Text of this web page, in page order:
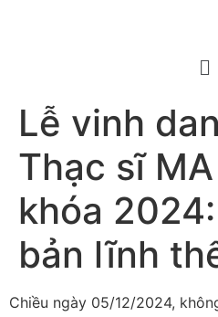
Lễ vinh
Thạc sĩ
khóa
bản lĩnh
Chiều ngày 05/12/2024,